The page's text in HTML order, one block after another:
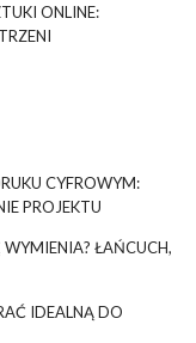
ONLINE:
CYFROWYM:
PROJEKTU
WYMIENIA? ŁAŃCUCH,
IDEALNĄ DO